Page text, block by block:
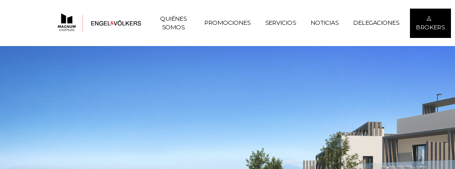
QUIÉNES
SOMOS
PROMOCIONES SERVICIOS NOTICIAS DELEGACIONES
BROKERS